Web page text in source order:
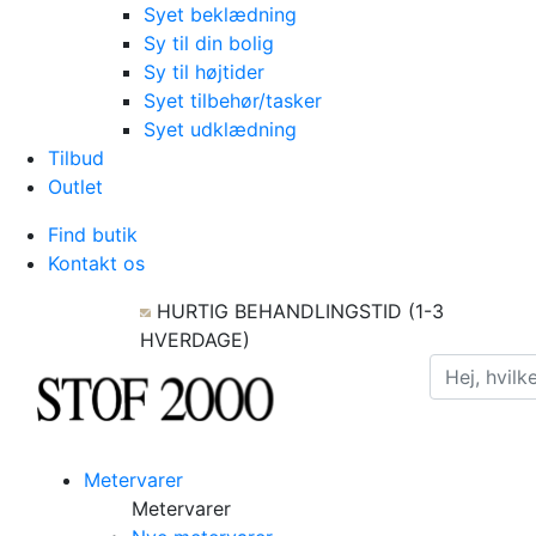
Syet beklædning
Sy til din bolig
Sy til højtider
Syet tilbehør/tasker
Syet udklædning
Tilbud
Outlet
Find butik
Kontakt os
HURTIG BEHANDLINGSTID (1-3
HVERDAGE)
Metervarer
Metervarer